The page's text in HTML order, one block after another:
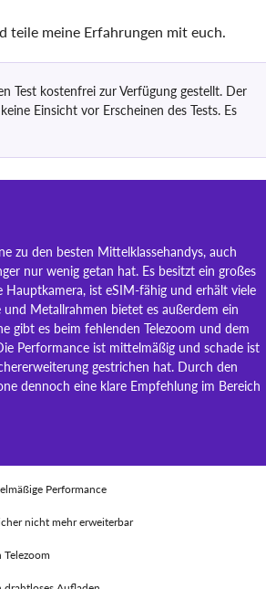
teile meine Erfahrungen mit euch.
Test kostenfrei zur Verfügung gestellt. Der
Einsicht vor Erscheinen des Tests. Es
zu den besten Mittelklassehandys, auch
nur wenig getan hat. Es besitzt ein großes
Hauptkamera, ist eSIM-fähig und erhält viele
und Metallrahmen bietet es außerdem ein
gibt es beim fehlenden Telezoom und dem
Performance ist mittelmäßig und schade ist
gestrichen hat. Durch den
dennoch eine klare Empfehlung im Bereich
Performance
nicht mehr erweiterbar
Telezoom